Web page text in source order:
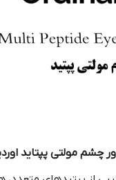
چشم مولتی پپتاید